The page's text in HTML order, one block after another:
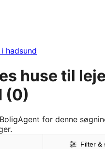
hadsund
huse til
(0)
for denne
Filter &